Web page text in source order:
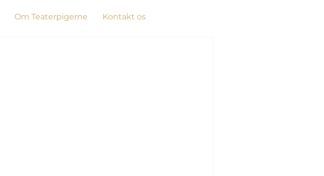
Om Teaterpigerne Kontakt os